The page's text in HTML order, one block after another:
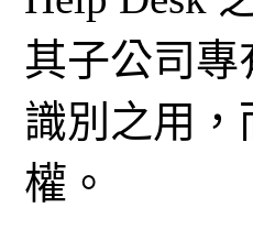
其子公司
識別之用
權。